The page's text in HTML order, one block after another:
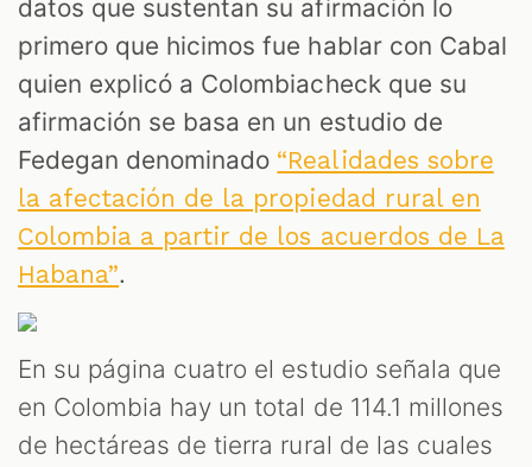
datos que sustentan su afirmación lo
primero que hicimos fue hablar con Cabal
quien explicó a Colombiacheck que su
afirmación se basa en un estudio de
Fedegan denominado “Realidades sobre
la afectación de la propiedad rural en
Colombia a partir de los acuerdos de La
Habana”.
En su página cuatro el estudio señala que
en Colombia hay un total de 114.1 millones
de hectáreas de tierra rural de las cuales